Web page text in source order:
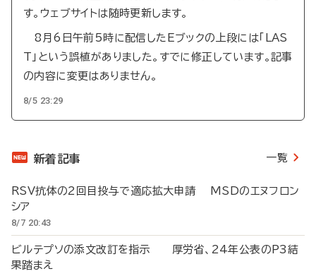
す。ウェブサイトは随時更新します。
8月6日午前5時に配信したEブックの上段には「LAS
T」という誤植がありました。すでに修正しています。記事
の内容に変更はありません。
8/5 23:29
新着記事 一覧
RSV抗体の2回目投与で適応拡大申請 MSDのエヌフロン
シア
8/7 20:43
ビルテプソの添文改訂を指示 厚労省、24年公表のP3結
果踏まえ